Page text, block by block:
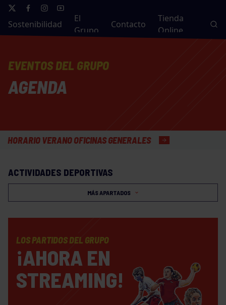
Sostenibilidad
El
Grupo
Contacto
Tienda
Online
EVENTOS DEL GRUPO
AGENDA
VERANO OFICINAS GENERALES
ACTIVIDADES DEPORTIVAS
MÁS APARTADOS
LOS PARTIDOS DEL GRUPO
¡AHORA EN
STREAMING!